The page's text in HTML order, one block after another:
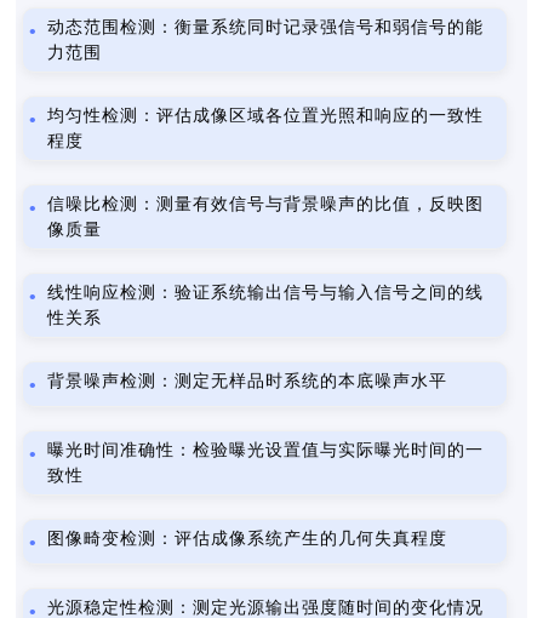
动态范围检测：衡量系统同时记录强信号和弱信号的能
力范围
均匀性检测：评估成像区域各位置光照和响应的一致性
程度
信噪比检测：测量有效信号与背景噪声的比值，反映图
像质量
线性响应检测：验证系统输出信号与输入信号之间的线
性关系
背景噪声检测：测定无样品时系统的本底噪声水平
曝光时间准确性：检验曝光设置值与实际曝光时间的一
致性
图像畸变检测：评估成像系统产生的几何失真程度
光源稳定性检测：测定光源输出强度随时间的变化情况